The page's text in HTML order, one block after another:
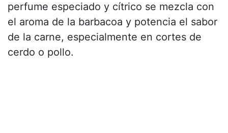
perfume especiado y cítrico se mezcla con
el aroma de la barbacoa y potencia el sabor
de la carne, especialmente en cortes de
cerdo o pollo.